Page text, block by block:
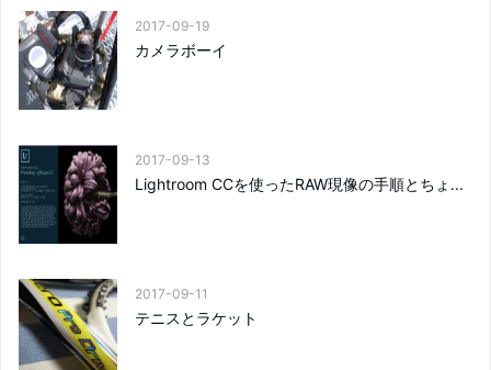
2017-09-19
カメラボーイ
2017-09-13
Lightroom CCを使ったRAW現像の手順とちょ...
2017-09-11
テニスとラケット